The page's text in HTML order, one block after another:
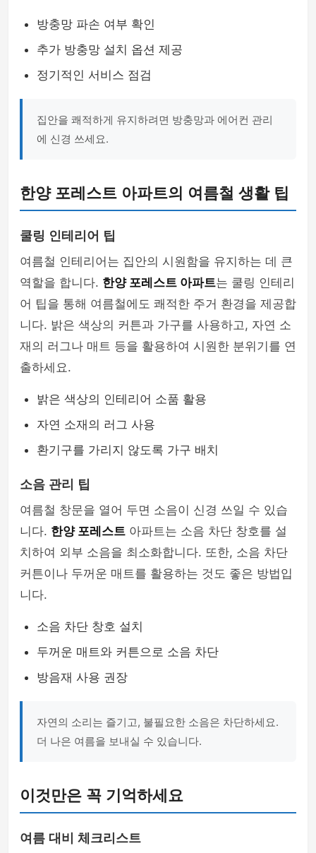
방충망 파손 여부 확인
추가 방충망 설치 옵션 제공
정기적인 서비스 점검
집안을 쾌적하게 유지하려면 방충망과 에어컨 관리
에 신경 쓰세요.
한양 포레스트 아파트의 여름철 생활 팁
쿨링 인테리어 팁
여름철 인테리어는 집안의 시원함을 유지하는 데 큰
역할을 합니다. 한양 포레스트 아파트는 쿨링 인테리
어 팁을 통해 여름철에도 쾌적한 주거 환경을 제공합
니다. 밝은 색상의 커튼과 가구를 사용하고, 자연 소
재의 러그나 매트 등을 활용하여 시원한 분위기를 연
출하세요.
밝은 색상의 인테리어 소품 활용
자연 소재의 러그 사용
환기구를 가리지 않도록 가구 배치
소음 관리 팁
여름철 창문을 열어 두면 소음이 신경 쓰일 수 있습
니다. 한양 포레스트 아파트는 소음 차단 창호를 설
치하여 외부 소음을 최소화합니다. 또한, 소음 차단
커튼이나 두꺼운 매트를 활용하는 것도 좋은 방법입
니다.
소음 차단 창호 설치
두꺼운 매트와 커튼으로 소음 차단
방음재 사용 권장
자연의 소리는 즐기고, 불필요한 소음은 차단하세요.
더 나은 여름을 보내실 수 있습니다.
이것만은 꼭 기억하세요
여름 대비 체크리스트